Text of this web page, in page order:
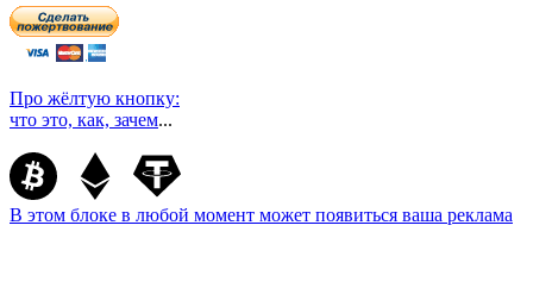
Про жёлтую кнопку:
что это, как, зачем...
В этом блоке в любой момент может появиться ваша реклама